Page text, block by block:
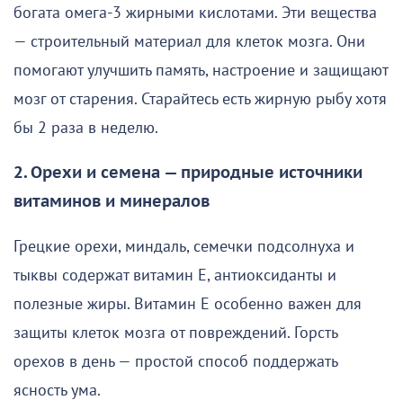
богата омега-3 жирными кислотами. Эти вещества
— строительный материал для клеток мозга. Они
помогают улучшить память, настроение и защищают
мозг от старения. Старайтесь есть жирную рыбу хотя
бы 2 раза в неделю.
2. Орехи и семена — природные источники
витаминов и минералов
Грецкие орехи, миндаль, семечки подсолнуха и
тыквы содержат витамин Е, антиоксиданты и
полезные жиры. Витамин Е особенно важен для
защиты клеток мозга от повреждений. Горсть
орехов в день — простой способ поддержать
ясность ума.